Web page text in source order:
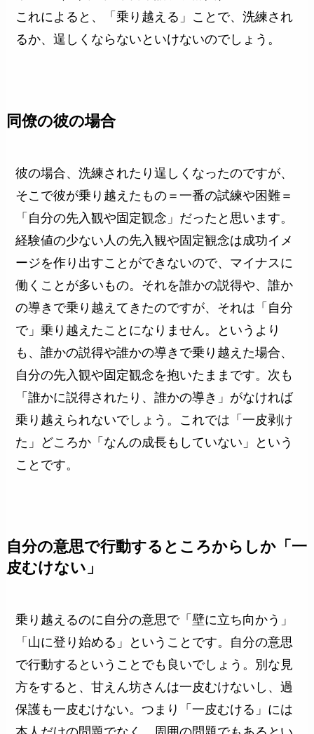
これによると、「乗り越える」ことで、洗練され
るか、逞しくならないといけないのでしょう。
同僚の彼の場合
彼の場合、洗練されたり逞しくなったのですが、
そこで彼が乗り越えたもの＝一番の試練や困難＝
「自分の先入観や固定観念」だったと思います。
経験値の少ない人の先入観や固定観念は成功イメ
ージを作り出すことができないので、マイナスに
働くことが多いもの。それを誰かの説得や、誰か
の導きで乗り越えてきたのですが、それは「自分
で」乗り越えたことになりません。というより
も、誰かの説得や誰かの導きで乗り越えた場合、
自分の先入観や固定観念を抱いたままです。次も
「誰かに説得されたり、誰かの導き」がなければ
乗り越えられないでしょう。これでは「一皮剥け
た」どころか「なんの成長もしていない」という
ことです。
自分の意思で行動するところからしか「一
皮むけない」
乗り越えるのに自分の意思で「壁に立ち向かう」
「山に登り始める」ということです。自分の意思
で行動するということでも良いでしょう。別な見
方をすると、甘えん坊さんは一皮むけないし、過
保護も一皮むけない。つまり「一皮むける」には